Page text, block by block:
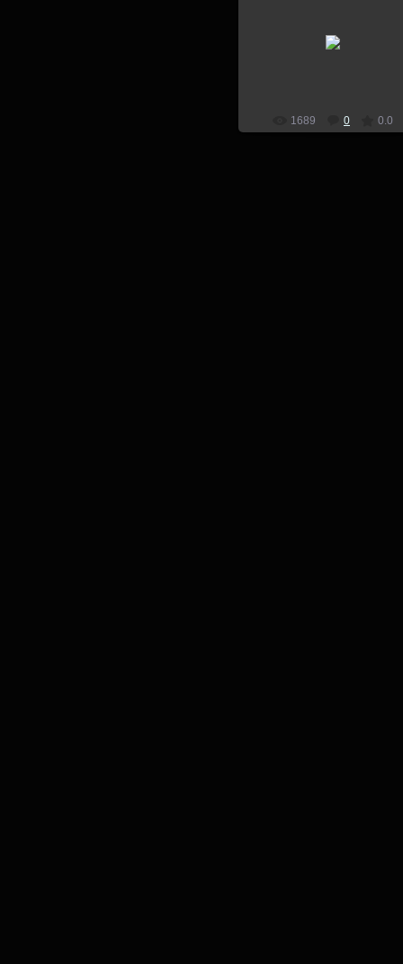
1689 0 0.0